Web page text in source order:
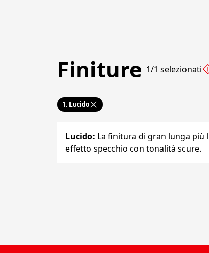
Finiture 1/1 selezionati
1. Lucido
Lucido: La finitura di gran lunga più
effetto specchio con tonalità scure.